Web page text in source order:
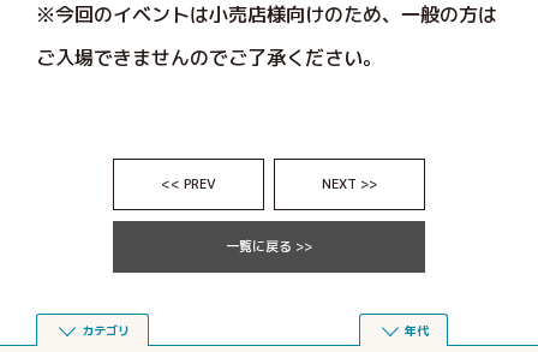
※今回のイベントは小売店様向けのため、一般の方は
ご入場できませんのでご了承ください。
<< PREV NEXT >>
一覧に戻る >>
カテゴリ 年代